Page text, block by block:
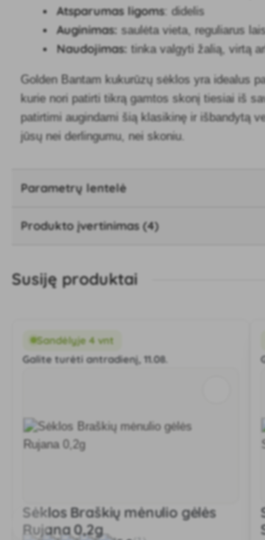
Atsparumas ligoms: didelis
Auginimas: saulėta vieta, reguliarus
Naudojimas: tinka valgyti žalią, virtą
Golden Bantam kukurūzų sėklos yra idealus
kurie nori patirti tikrą gamtos skonį tiesiai iš
patirtimi augindami šią klasikinę ir išbandytą
jūsų nei derlingumu, nei skoniu.
Parametrų lentelė
Produkto įvertinimas (4)
Susiję produktai
Sandėlyje 4 vnt
Galite turėti antradienį, 11.08.
Sėklos Braškių mėnulio gėlės
Rujana 0,2g